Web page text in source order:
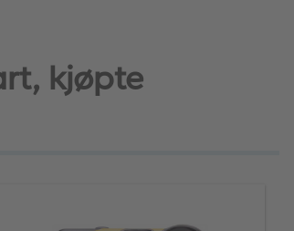
kjøpte